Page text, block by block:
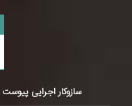
سازوکار اجرایی